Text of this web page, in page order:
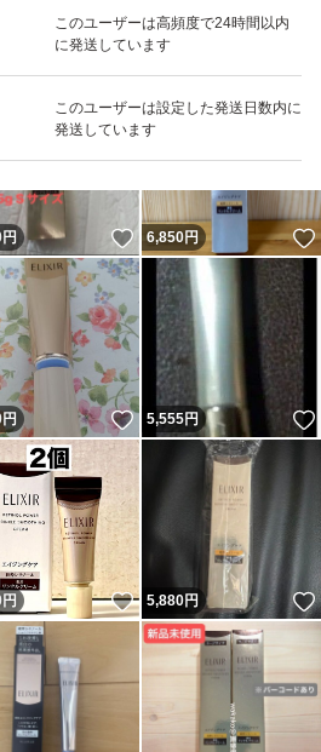
このユーザーは高頻度で24時間以内
に発送しています
このユーザーは設定した発送日数内に
発送しています
いいね！
7,190
！
円 いいね！
6,850円
！
円 いいね！
5,555円
！
円 いいね！
5,880円